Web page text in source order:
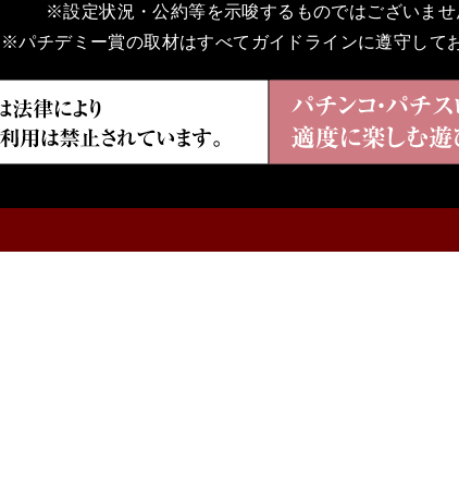
※設定状況・公約等を示唆するものではございませ
※パチデミー賞の取材はすべてガイドラインに遵守して